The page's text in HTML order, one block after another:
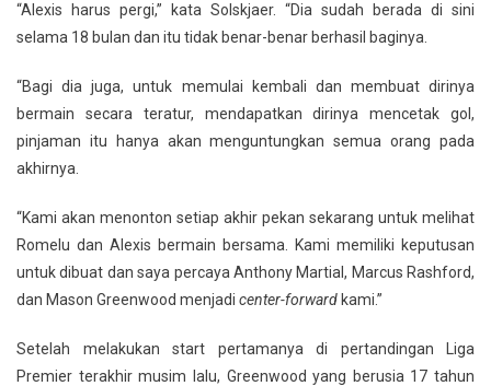
“Alexis harus pergi,” kata Solskjaer. “Dia sudah berada di sini
selama 18 bulan dan itu tidak benar-benar berhasil baginya.
“Bagi dia juga, untuk memulai kembali dan membuat dirinya
bermain secara teratur, mendapatkan dirinya mencetak gol,
pinjaman itu hanya akan menguntungkan semua orang pada
akhirnya.
“Kami akan menonton setiap akhir pekan sekarang untuk melihat
Romelu dan Alexis bermain bersama. Kami memiliki keputusan
untuk dibuat dan saya percaya Anthony Martial, Marcus Rashford,
dan Mason Greenwood menjadi center-forward kami.”
Setelah melakukan start pertamanya di pertandingan Liga
Premier terakhir musim lalu, Greenwood yang berusia 17 tahun